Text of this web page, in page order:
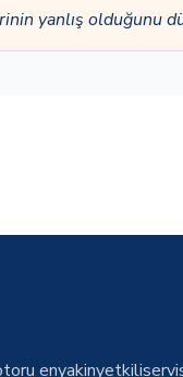
yanlış olduğunu